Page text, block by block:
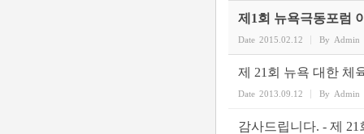
제1회 뉴욕극동포럼
Date 2015.02.12 By Admin
제 21회 뉴욕 대한 체
Date 2013.09.12 By Admin
감사드립니다. - 제